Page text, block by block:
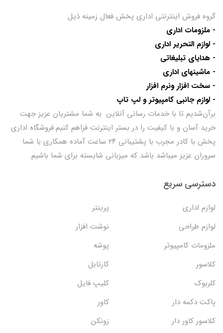
گروه فروش اینترنتی اداری پخش فعال زمینه ذیل
- ملزومات اداری
- لوازم التحریر اداری
- هدایای تبلیغاتی
- ماشینهای اداری
- سخت افزار ونرم افزار
- لوازم جانبی کامپیوتر و لپ تاپ
برآن‌شدیم تا با خدمات رسانی آنلاین به شما مشتریان عزیز جهت
خرید آسان و با کیفیت را در بستر اینترنت فراهم کنیم.فروشگاه اداری
پخش با کادر مجرب با پشتیبانی ۲۴ ساعت آماده همکاری با شما
سروران عزیز میباشد باشد که میزبانی شایسته برای شما باشیم.
دسترسی سریع
لوازم اداری
پرینتر
لوازم طراحی
نوشت افزار
ملزومات کامپیوتر
پوشه
کلاسور
کارتابل
کلربوک
کلیپ فایل
پاکت دکمه دار
کاور
کلاسور کاور دار
زونکن